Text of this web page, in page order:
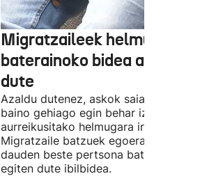
Migratzaileek helmuga
baterainoko bidea azaldu
dute
Azaldu dutenez, askok saiakera bat
baino gehiago egin behar izan
aurreikusitako helmugara iritsi
Migratzaile batzuek egoera berean
dauden beste pertsona batzuekin
egiten dute ibilbidea.